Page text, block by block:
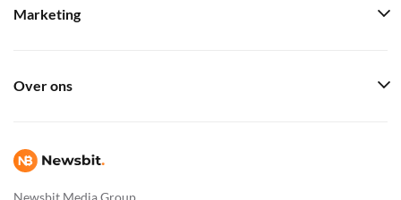
Newsbit Media Group
Marketing
Over ons